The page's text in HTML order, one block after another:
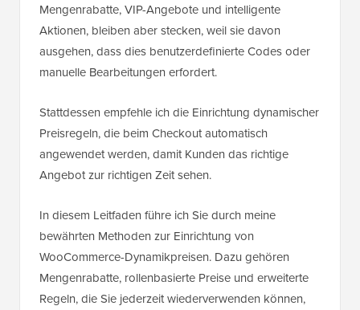
Mengenrabatte, VIP-Angebote und intelligente
Aktionen, bleiben aber stecken, weil sie davon
ausgehen, dass dies benutzerdefinierte Codes oder
manuelle Bearbeitungen erfordert.
Stattdessen empfehle ich die Einrichtung dynamischer
Preisregeln, die beim Checkout automatisch
angewendet werden, damit Kunden das richtige
Angebot zur richtigen Zeit sehen.
In diesem Leitfaden führe ich Sie durch meine
bewährten Methoden zur Einrichtung von
WooCommerce-Dynamikpreisen. Dazu gehören
Mengenrabatte, rollenbasierte Preise und erweiterte
Regeln, die Sie jederzeit wiederverwenden können,